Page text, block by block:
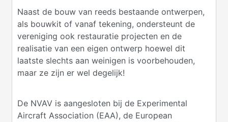
Naast de bouw van reeds bestaande ontwerpen,
als bouwkit of vanaf tekening, ondersteunt de
vereniging ook restauratie projecten en de
realisatie van een eigen ontwerp hoewel dit
laatste slechts aan weinigen is voorbehouden,
maar ze zijn er wel degelijk!
De NVAV is aangesloten bij de Experimental
Aircraft Association (EAA), de European